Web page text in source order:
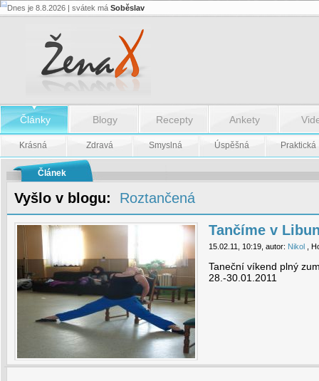
Tančíme
Dnes je 8.8.2026 | svátek má Soběslav
Články Blogy Recepty Ankety
Krásná Zdravá Smyslná Úspěšná Praktická
Článek
Vyšlo v blogu: Roztančená
Tančíme v
15.02.11, 10:19, autor: Nikol ,
Taneční víkend plný
28.-30.01.2011